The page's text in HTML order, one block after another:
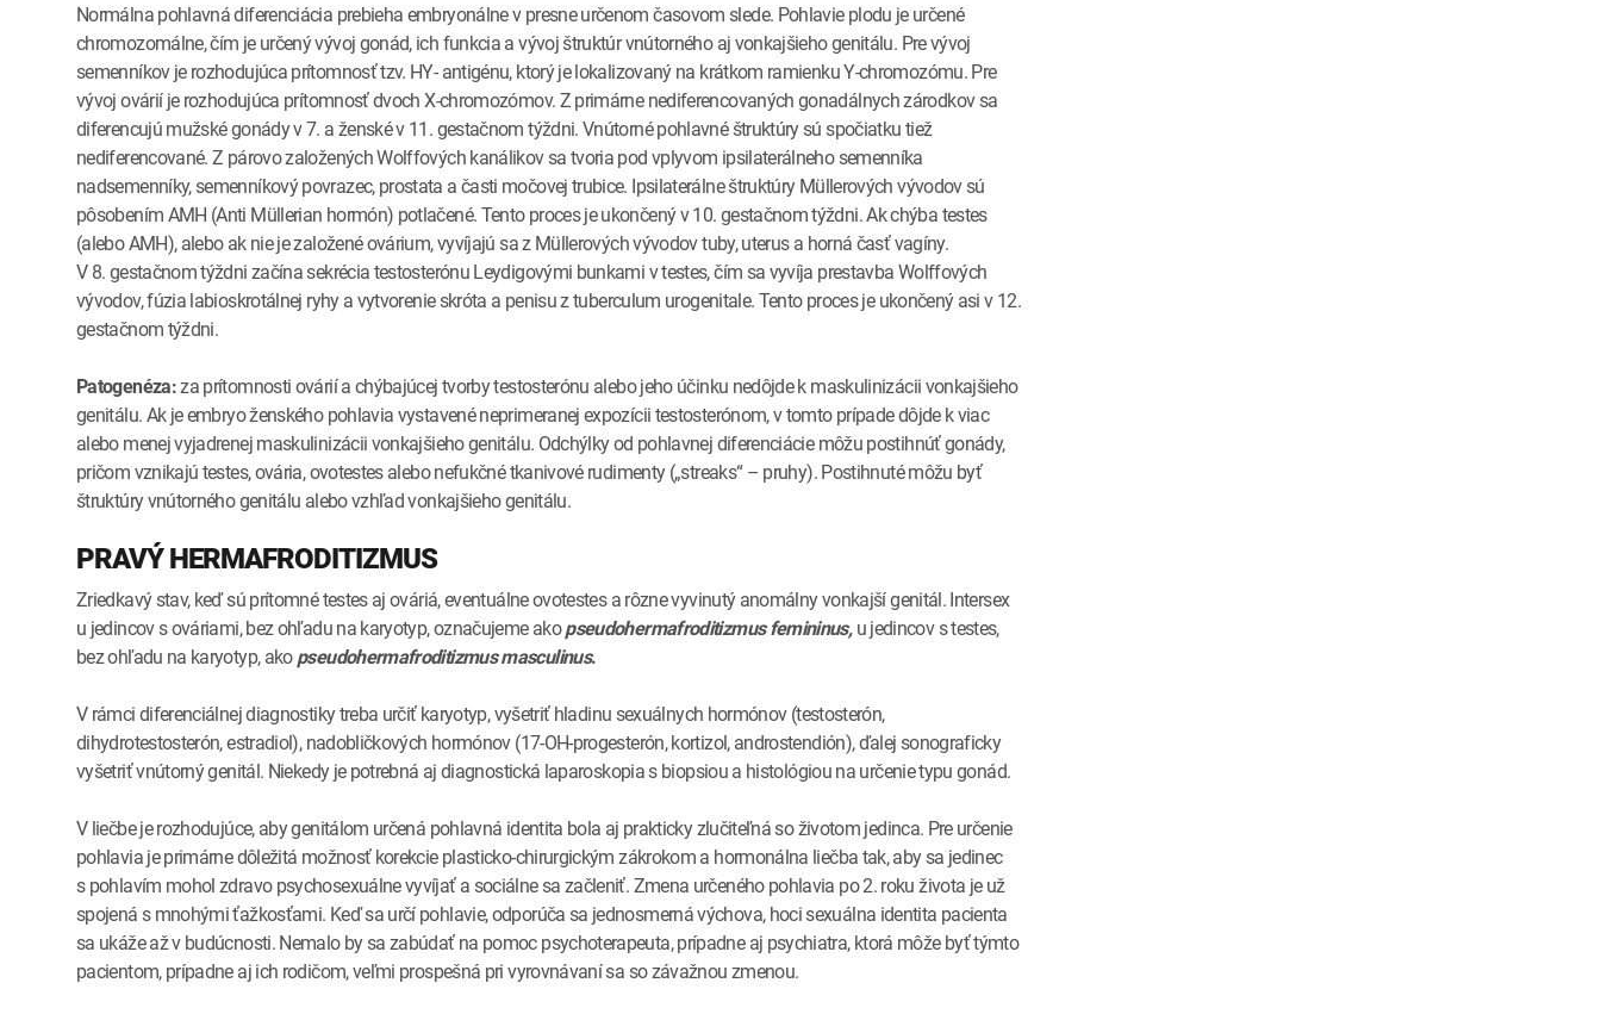
Normálna pohlavná diferenciácia prebieha embryonálne v presne určenom časovom slede. Pohlavie plodu je určené
chromozomálne, čím je určený vývoj gonád, ich funkcia a vývoj štruktúr vnútorného aj vonkajšieho genitálu. Pre vývoj
semenníkov je rozhodujúca prítomnosť tzv. HY- antigénu, ktorý je lokalizovaný na krátkom ramienku Y-chromozómu. Pre
vývoj ovárií je rozhodujúca prítomnosť dvoch X-chromozómov. Z primárne nediferencovaných gonadálnych zárodkov sa
diferencujú mužské gonády v 7. a ženské v 11. gestačnom týždni. Vnútorné pohlavné štruktúry sú spočiatku tiež
nediferencované. Z párovo založených Wolffových kanálikov sa tvoria pod vplyvom ipsilaterálneho semenníka
nadsemenníky, semenníkový povrazec, prostata a časti močovej trubice. Ipsilaterálne štruktúry Müllerových vývodov sú
pôsobením AMH (Anti Müllerian hormón) potlačené. Tento proces je ukončený v 10. gestačnom týždni. Ak chýba testes
(alebo AMH), alebo ak nie je založené ovárium, vyvíjajú sa z Müllerových vývodov tuby, uterus a horná časť vagíny.
V 8. gestačnom týždni začína sekrécia testosterónu Leydigovými bunkami v testes, čím sa vyvíja prestavba Wolffových
vývodov, fúzia labioskrotálnej ryhy a vytvorenie skróta a penisu z tuberculum urogenitale. Tento proces je ukončený asi v 12.
gestačnom týždni.
Patogenéza:za prítomnosti ovárií a chýbajúcej tvorby testosterónu alebo jeho účinku nedôjde k maskulinizácii vonkajšieho
genitálu. Ak je embryo ženského pohlavia vystavené neprimeranej expozícii testosterónom, v tomto prípade dôjde k viac
alebo menej vyjadrenej maskulinizácii vonkajšieho genitálu. Odchýlky od pohlavnej diferenciácie môžu postihnúť gonády,
pričom vznikajú testes, ovária, ovotestes alebo nefukčné tkanivové rudimenty („streaks“ – pruhy). Postihnuté môžu byť
štruktúry vnútorného genitálu alebo vzhľad vonkajšieho genitálu.
PRAVÝ HERMAFRODITIZMUS
Zriedkavý stav, keď sú prítomné testes aj ováriá, eventuálne ovotestes a rôzne vyvinutý anomálny vonkajší genitál. Intersex
u jedincov s ováriami, bez ohľadu na karyotyp, označujeme akopseudohermafroditizmus femininus,u jedincov s testes,
bez ohľadu na karyotyp, akopseudohermafroditizmus masculinus.
V rámci diferenciálnej diagnostiky treba určiť karyotyp, vyšetriť hladinu sexuálnych hormónov (testosterón,
dihydrotestosterón, estradiol), nadobličkových hormónov (17-OH-progesterón, kortizol, androstendión), ďalej sonograficky
vyšetriť vnútorný genitál. Niekedy je potrebná aj diagnostická laparoskopia s biopsiou a histológiou na určenie typu gonád.
V liečbe je rozhodujúce, aby genitálom určená pohlavná identita bola aj prakticky zlučiteľná so životom jedinca. Pre určenie
pohlavia je primárne dôležitá možnosť korekcie plasticko-chirurgickým zákrokom a hormonálna liečba tak, aby sa jedinec
s pohlavím mohol zdravo psychosexuálne vyvíjať a sociálne sa začleniť. Zmena určeného pohlavia po 2. roku života je už
spojená s mnohými ťažkosťami. Keď sa určí pohlavie, odporúča sa jednosmerná výchova, hoci sexuálna identita pacienta
sa ukáže až v budúcnosti. Nemalo by sa zabúdať na pomoc psychoterapeuta, prípadne aj psychiatra, ktorá môže byť týmto
pacientom, prípadne aj ich rodičom, veľmi prospešná pri vyrovnávaní sa so závažnou zmenou.